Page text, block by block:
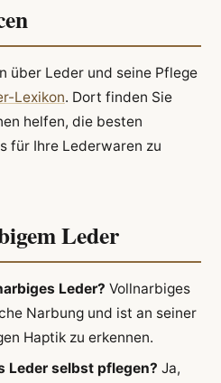
über Leder und seine Pflege
Lexikon. Dort finden Sie
helfen, die besten
für Ihre Lederwaren zu
Leder
Leder? Vollnarbiges
Narbung und ist an seiner
Haptik zu erkennen.
Leder selbst pflegen? Ja,